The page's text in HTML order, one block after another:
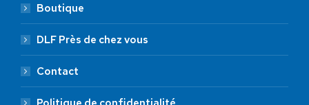
Boutique
DLF Près de chez vous
Contact